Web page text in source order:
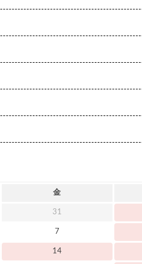
金
31
7
14